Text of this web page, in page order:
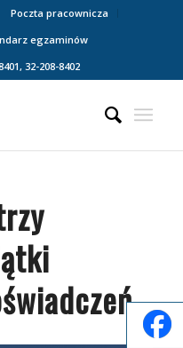
Poczta pracownicza
egzaminów
32-208-8402